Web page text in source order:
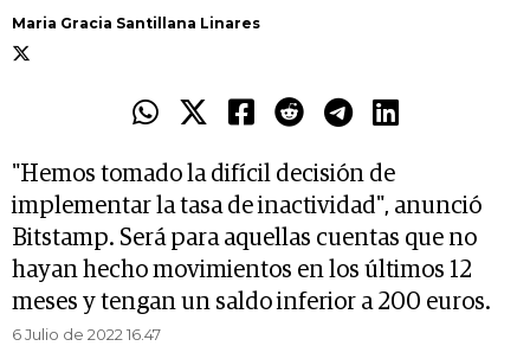
Maria Gracia Santillana Linares
"Hemos tomado la difícil decisión de
implementar la tasa de inactividad", anunció
Bitstamp. Será para aquellas cuentas que no
hayan hecho movimientos en los últimos 12
meses y tengan un saldo inferior a 200 euros.
6 Julio de 2022 16.47